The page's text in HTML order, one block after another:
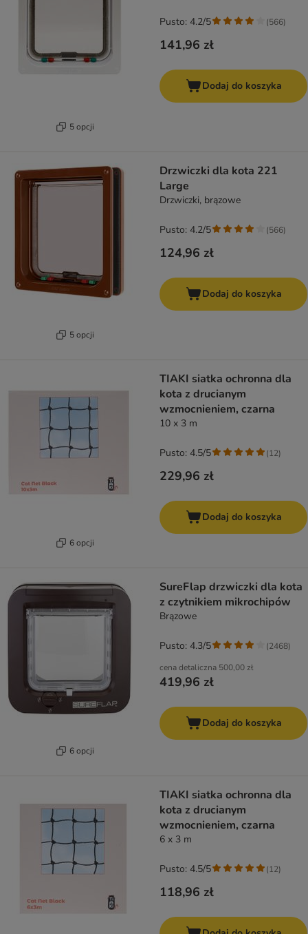
5 opcji
141,96 zł
Pusto: 4.2/5 (566)
Dodaj do koszyka
5 opcji
Drzwiczki dla kota 221
Large
Drzwiczki, brązowe
124,96 zł
Pusto: 4.2/5 (566)
Dodaj do koszyka
6 opcji
TIAKI siatka ochronna dla
kota z drucianym
wzmocnieniem, czarna
10 x 3 m
229,96 zł
Pusto: 4.5/5 (12)
Dodaj do koszyka
6 opcji
SureFlap drzwiczki dla kota
z czytnikiem mikrochipów
Brązowe
cena detaliczna 500,00 zł
419,96 zł
Pusto: 4.3/5 (2468)
Dodaj do koszyka
TIAKI siatka ochronna dla
kota z drucianym
wzmocnieniem, czarna
6 x 3 m
118,96 zł
Pusto: 4.5/5 (12)